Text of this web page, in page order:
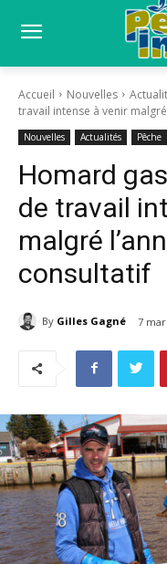
Accueil Nouvelles
travail intense à venir malgré
Nouvelles Actualités Pêche
Homard
de travail
malgré
consultatif
By Gilles Gagné 7